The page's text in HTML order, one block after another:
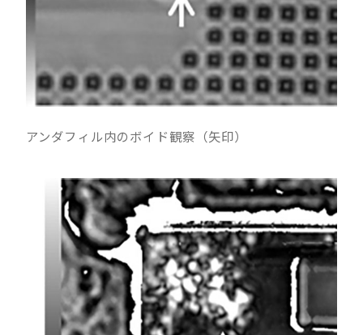
アンダフィル内のボイド観察（矢印）